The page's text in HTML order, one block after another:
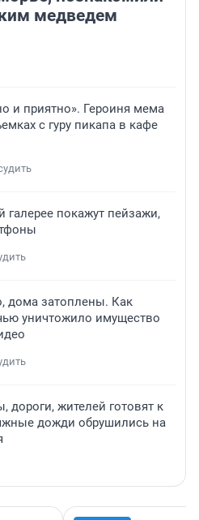
медведем
и приятно». Героиня мема
с гуру пикапа в кафе
галерее покажут пейзажи,
дома затоплены. Как
уничтожило имущество
дороги, жителей готовят к
дожди обрушились на